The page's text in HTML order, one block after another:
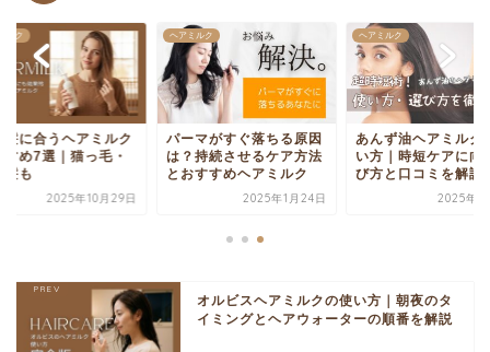
ルク
髪に合うヘアミルク
すめ7選｜猫っ毛・
髪も
2025年10月29日
ヘアミルク
パーマがすぐ落ちる原因
は？持続させるケア方法
とおすすめヘアミルク
2025年1月24日
ヘアミルク
あんず油ヘアミルク
い方｜時短ケアに向
び方と口コミを解説
2025年2
オルビスヘアミルクの使い方｜朝夜のタ
イミングとヘアウォーターの順番を解説